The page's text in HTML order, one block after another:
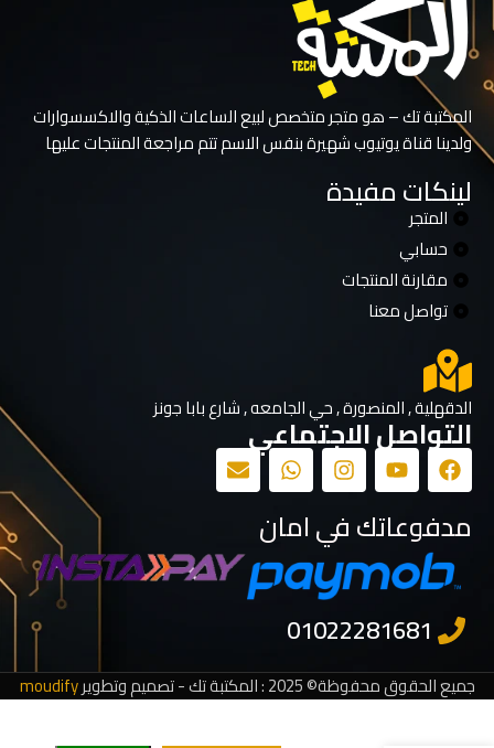
المكتبة تك – هو متجر متخصص لبيع الساعات الذكية والاكسسوارات
ولدينا قناة يوتيوب شهيرة بنفس الاسم تتم مراجعة المنتجات عليها
لينكات مفيدة
المتجر
حسابي
مقارنة المنتجات
تواصل معنا
الدقهلية , المنصورة , حي الجامعه , شارع بابا جونز
التواصل الاجتماعي
مدفوعاتك في امان
جميع الحقوق محفوظة© 2025 : المكتبة تك - تصميم وتطوير moudify